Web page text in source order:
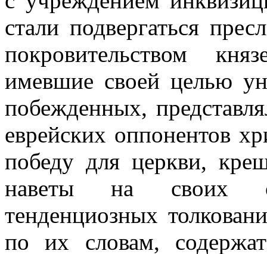
стали подвергаться
покровительством
имевшие своей целью
побежденных,
еврейских оппонентов
победу для церкви,
наветы на своих
тенденциозных
по их словам,